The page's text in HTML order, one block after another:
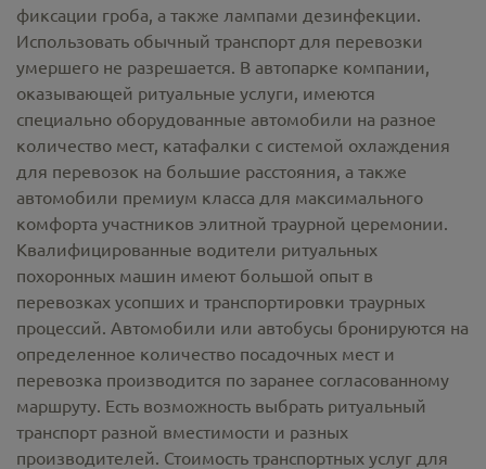
фиксации гроба, а также лампами дезинфекции.
Использовать обычный транспорт для перевозки
умершего не разрешается. В автопарке компании,
оказывающей ритуальные услуги, имеются
специально оборудованные автомобили на разное
количество мест, катафалки с системой охлаждения
для перевозок на большие расстояния, а также
автомобили премиум класса для максимального
комфорта участников элитной траурной церемонии.
Квалифицированные водители ритуальных
похоронных машин имеют большой опыт в
перевозках усопших и транспортировки траурных
процессий. Автомобили или автобусы бронируются на
определенное количество посадочных мест и
перевозка производится по заранее согласованному
маршруту. Есть возможность выбрать ритуальный
транспорт разной вместимости и разных
производителей. Стоимость транспортных услуг для